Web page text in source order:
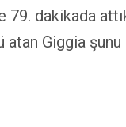
dakikada
Giggia